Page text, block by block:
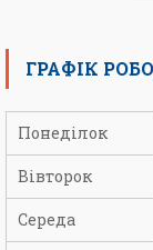
ГРАФІК
Понеділок
Вівторок
Середа